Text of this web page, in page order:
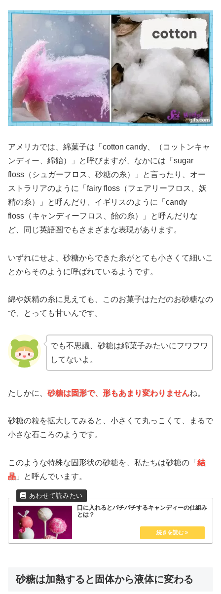
アメリカでは、綿菓子は「cotton candy、（コットンキャ
ンディー、綿飴）」と呼びますが、なかには「sugar
floss（シュガーフロス、砂糖の糸）」と言ったり、オー
ストラリアのように「fairy floss（フェアリーフロス、妖
精の糸）」と呼んだり、イギリスのように「candy
floss（キャンディーフロス、飴の糸）」と呼んだりな
ど、同じ英語圏でもさまざまな表現があります。
いずれにせよ、砂糖からできた糸がとても小さくて細いこ
とからそのように呼ばれているようです。
綿や妖精の糸に見えても、このお菓子はただのお砂糖なの
で、とっても甘いんです。
でも不思議、砂糖は綿菓子みたいにフワフワ
してないよ。
たしかに、 砂糖は固形で、形もあまり変わりませんね。
砂糖の粒を拡大してみると、小さくて丸っこくて、まるで
小さな石ころのようです。
このような特殊な固形状の砂糖を、私たちは砂糖の「 結
晶」と呼んでいます。
口に入れるとパチパチするキャンディーの仕組み
とは？
砂糖は加熱すると固体から液体に変わる